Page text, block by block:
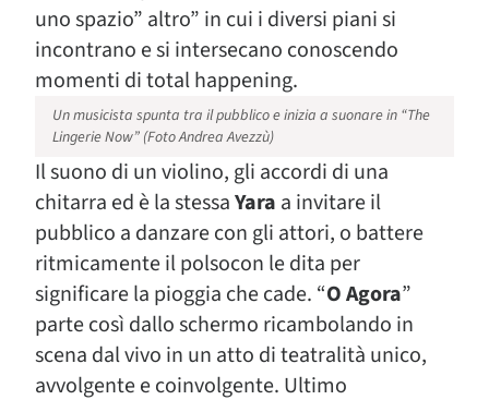
uno spazio” altro” in cui i diversi piani si
incontrano e si intersecano conoscendo
momenti di total happening.
Un musicista spunta tra il pubblico e inizia a suonare in “The
Lingerie Now” (Foto Andrea Avezzù)
Il suono di un violino, gli accordi di una
chitarra ed è la stessaYara a invitare il
pubblico a danzare con gli attori, o battere
ritmicamente il polsocon le dita per
significare la pioggia che cade. “O Agora”
parte così dallo schermo ricambolando in
scena dal vivo in un atto di teatralità unico,
avvolgente e coinvolgente. Ultimo